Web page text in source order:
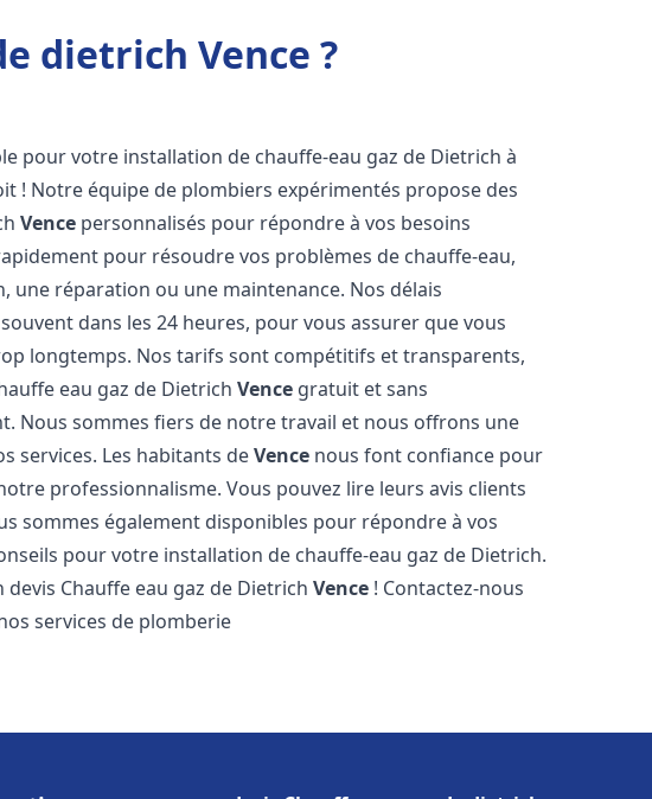
dietrich Vence ?
pour votre installation de chauffe-eau gaz de Dietrich à
! Notre équipe de plombiers expérimentés propose des
Vence personnalisés pour répondre à vos besoins
pour résoudre vos problèmes de chauffe-eau,
une réparation ou une maintenance. Nos délais
dans les 24 heures, pour vous assurer que vous
longtemps. Nos tarifs sont compétitifs et transparents,
eau gaz de DietrichVence gratuit et sans
Nous sommes fiers de notre travail et nous offrons une
services. Les habitants deVence nous font confiance pour
professionnalisme. Vous pouvez lire leurs avis clients
sommes également disponibles pour répondre à vos
pour votre installation de chauffe-eau gaz de Dietrich.
Chauffe eau gaz de DietrichVence ! Contactez-nous
services de plomberie